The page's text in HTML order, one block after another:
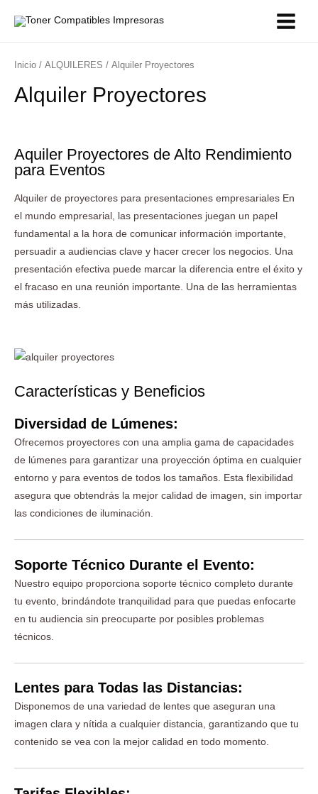
Inicio / ALQUILERES / Alquiler Proyectores
Alquiler Proyectores
Aquiler Proyectores de Alto Rendimiento
para Eventos
Alquiler de proyectores para presentaciones empresariales En
el mundo empresarial, las presentaciones juegan un papel
fundamental a la hora de comunicar información importante,
persuadir a audiencias clave y hacer crecer los negocios. Una
presentación efectiva puede marcar la diferencia entre el éxito y
el fracaso en una reunión importante. Una de las herramientas
más utilizadas.
Características y Beneficios
Diversidad de Lúmenes:
Ofrecemos proyectores con una amplia gama de capacidades
de lúmenes para garantizar una proyección óptima en cualquier
entorno y para eventos de todos los tamaños. Esta flexibilidad
asegura que obtendrás la mejor calidad de imagen, sin importar
las condiciones de iluminación.
Soporte Técnico Durante el Evento:
Nuestro equipo proporciona soporte técnico completo durante
tu evento, brindándote tranquilidad para que puedas enfocarte
en tu audiencia sin preocuparte por posibles problemas
técnicos.
Lentes para Todas las Distancias:
Disponemos de una variedad de lentes que aseguran una
imagen clara y nítida a cualquier distancia, garantizando que tu
contenido se vea con la mejor calidad en todo momento.